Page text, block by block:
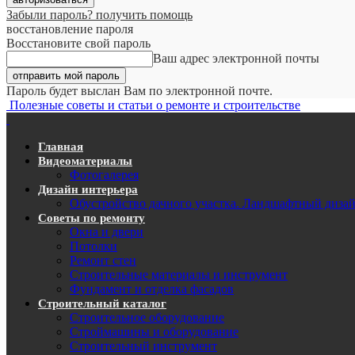
Забыли пароль? получить помощь
восстановление пароля
Восстановите свой пароль
Ваш адрес электронной почты
Пароль будет выслан Вам по электронной почте.
Полезные советы и статьи о ремонте и строительстве
Главная
Видеоматериалы
Фотогалерея
Дизайн интерьера
Обустройство дачного участка. Ландшафтный
Советы по ремонту
Окна и двери
Потолки
Ремонт стен
Строительные материалы и инструмент
Фундамент и отделка фасадов
Строительный каталог
Строительное оборудование
Строймашины и оборудование
Строительный инструмент